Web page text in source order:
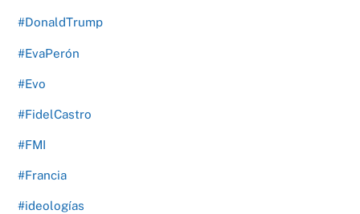
#DonaldTrump
#EvaPerón
#Evo
#FidelCastro
#FMI
#Francia
#ideologías